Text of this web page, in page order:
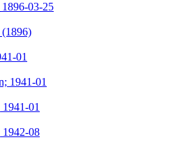
03-25
(1896)
01
1941-01
01
1942-08